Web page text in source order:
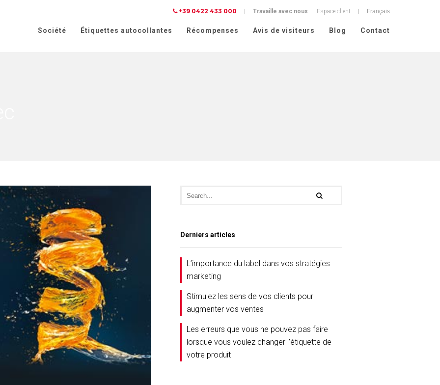
+39 0422 433 000 Travaille avec nous Espace client
Société Étiquettes autocollantes Récompenses Avis de visiteurs Blog Contact
Derniers articles
L’importance du label dans vos stratégies
marketing
Stimulez les sens de vos clients pour
augmenter vos ventes
Les erreurs que vous ne pouvez pas faire
lorsque vous voulez changer l’étiquette de
votre produit
Vos choix en matière de confidentialité